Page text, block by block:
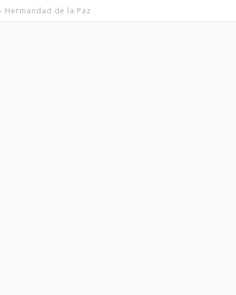
Hermandad de la Paz